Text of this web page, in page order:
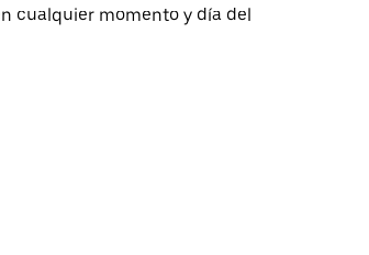
cualquier momento y día del